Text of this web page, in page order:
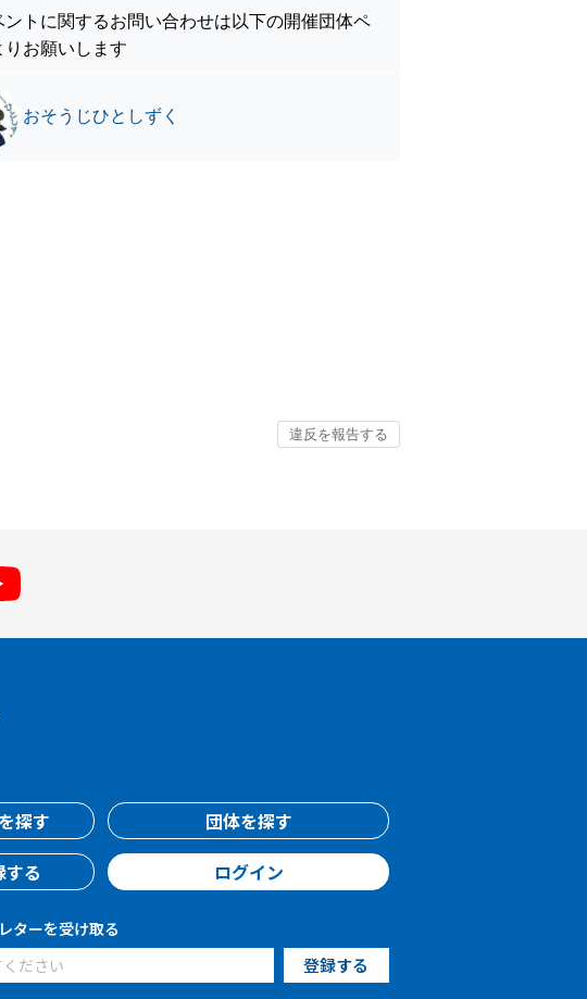
ントに関するお問い合わせは以下の開催団体ペ
りお願いします
おそうじひとしずく
探す
団体を探す
する
ログイン
ターを受け取る